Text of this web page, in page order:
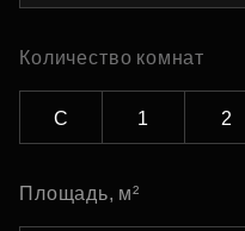
Количество комнат
С 1 2
Площадь, м²